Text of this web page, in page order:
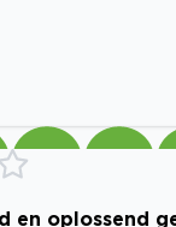
en oplossend